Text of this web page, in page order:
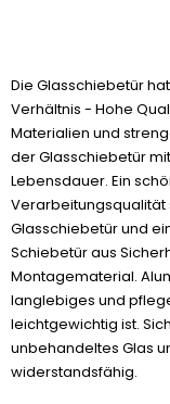
Die Glasschiebetür
Verhältnis - Hohe
Materialien und
der Glasschiebetür
Lebensdauer. Ein
Verarbeitungsqualität
Glasschiebetür und
Schiebetür aus
Montagematerial.
langlebiges und
leichtgewichtig ist.
unbehandeltes Glas
widerstandsfähig.